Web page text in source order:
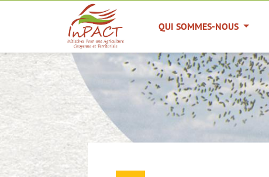
QUI SOMMES-NOUS
Panneau de gestion des cookies